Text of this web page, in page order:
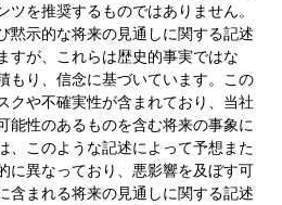
を推奨するものではありません。
黙示的な将来の見通しに関する記述
すが、これらは歴史的事実ではな
もり、信念に基づいています。この
クや不確実性が含まれており、当社
能性のあるものを含む将来の事象に
、このような記述によって予想また
に異なっており、悪影響を及ぼす可
含まれる将来の見通しに関する記述